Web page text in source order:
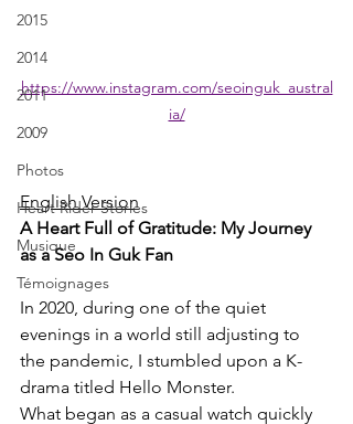
2015
2014
2011
2009
Photos
Heart Rider Stories
Musique
Témoignages
https://www.instagram.com/seoinguk_austral
ia/
English Version
A Heart Full of Gratitude: My Journey
as a Seo In Guk Fan
In 2020, during one of the quiet
evenings in a world still adjusting to
the pandemic, I stumbled upon a K-
drama titled Hello Monster.
What began as a casual watch quickly